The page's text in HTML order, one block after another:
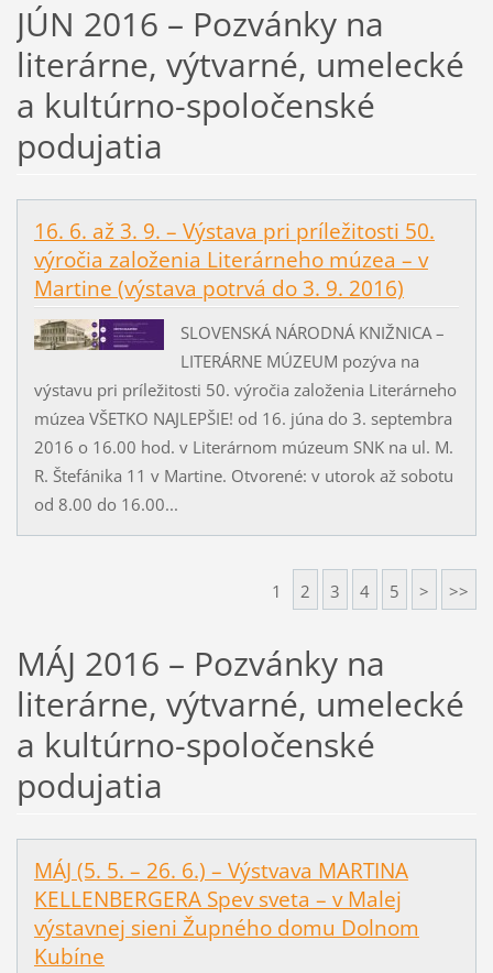
JÚN 2016 – Pozvánky na
literárne, výtvarné, umelecké
a kultúrno-spoločenské
podujatia
16. 6. až 3. 9. – Výstava pri príležitosti 50.
výročia založenia Literárneho múzea – v
Martine (výstava potrvá do 3. 9. 2016)
SLOVENSKÁ NÁRODNÁ KNIŽNICA –
LITERÁRNE MÚZEUM pozýva na
výstavu pri príležitosti 50. výročia založenia Literárneho
múzea VŠETKO NAJLEPŠIE! od 16. júna do 3. septembra
2016 o 16.00 hod. v Literárnom múzeum SNK na ul. M.
R. Štefánika 11 v Martine. Otvorené: v utorok až sobotu
od 8.00 do 16.00...
1 2 3 4 5 > >>
MÁJ 2016 – Pozvánky na
literárne, výtvarné, umelecké
a kultúrno-spoločenské
podujatia
MÁJ (5. 5. – 26. 6.) – Výstvava MARTINA
KELLENBERGERA Spev sveta – v Malej
výstavnej sieni Župného domu Dolnom
Kubíne